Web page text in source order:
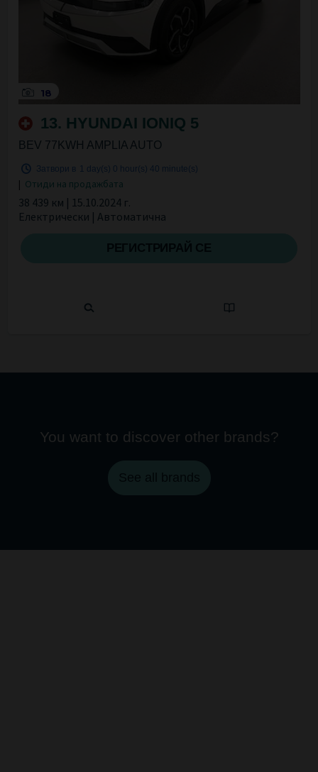
18
13. HYUNDAI IONIQ 5
BEV 77KWH AMPLIA AUTO
Затвори в 1 day(s) 0 hour(s) 40 minute(s)
| Отиди на продажбата
38 439 км | 15.10.2024 г.
Електрически | Автоматична
You want to discover other brands?